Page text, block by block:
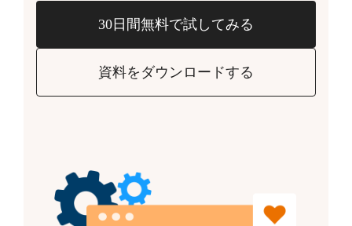
30日間無料で試してみる
資料をダウンロードする